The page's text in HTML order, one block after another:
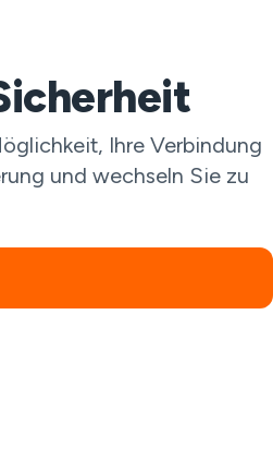
Ihre Verbindung
und wechseln Sie zu